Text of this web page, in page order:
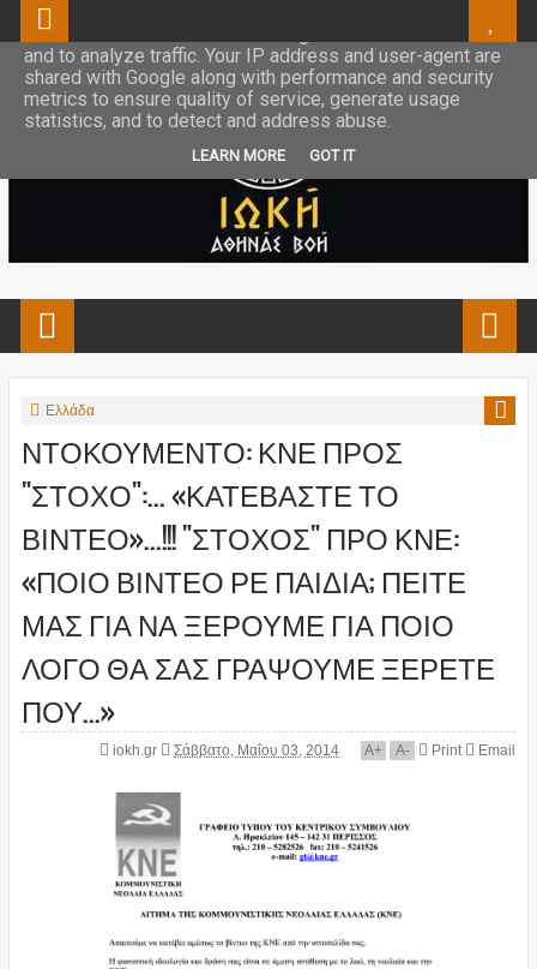
Ελλάδα
ΝΤΟΚΟΥΜΕΝΤΟ: ΚΝΕ ΠΡΟΣ
"ΣΤΟΧΟ":... «ΚΑΤΕΒΑΣΤΕ ΤΟ
ΒΙΝΤΕΟ»...!!! "ΣΤΟΧΟΣ" ΠΡΟ ΚΝΕ:
«ΠΟΙΟ ΒΙΝΤΕΟ ΡΕ ΠΑΙΔΙΑ; ΠΕΙΤΕ
ΜΑΣ ΓΙΑ ΝΑ ΞΕΡΟΥΜΕ ΓΙΑ ΠΟΙΟ
ΛΟΓΟ ΘΑ ΣΑΣ ΓΡΑΨΟΥΜΕ ΞΕΡΕΤΕ
ΠΟΥ...»
iokh.gr Σάββατο, Μαΐου 03, 2014 A+ A- Print Email
This site uses cookies from Google to deliver its services
and to analyze traffic. Your IP address and user-agent are
shared with Google along with performance and security
metrics to ensure quality of service, generate usage
statistics, and to detect and address abuse.
LEARN MORE GOT IT